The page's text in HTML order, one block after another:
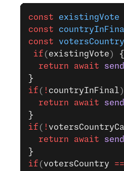
const existingVote
const
const
if ( existingVote ) {
  return
await
}
if ( ! countryInFinal
  return
await
}
if ( !
  return
await
}
if ( votersCountry ==